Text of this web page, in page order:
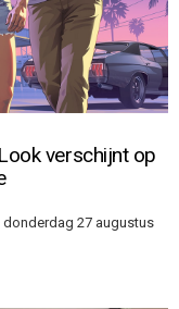
verschijnt op
donderdag 27 augustus